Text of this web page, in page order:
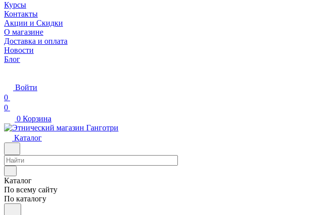
Курсы
Контакты
Акции и Скидки
О магазине
Доставка и оплата
Новости
Блог
Войти
0
0
0 Корзина
Каталог
Каталог
По всему сайту
По каталогу